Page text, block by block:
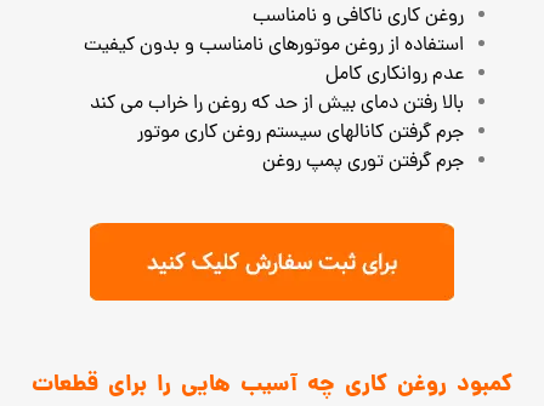
روغن کاری ناکافی و نامناسب
استفاده از روغن موتورهای نامناسب و بدون کیفیت
عدم روانکاری کامل
بالا رفتن دمای بیش از حد که روغن را خراب می کند
جرم گرفتن کانالهای سیستم روغن کاری موتور
جرم گرفتن توری پمپ روغن
کمبود روغن کاری چه آسیب هایی را برای قطعات